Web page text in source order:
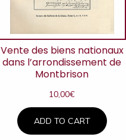
Vente des biens nationaux
dans l’arrondissement de
Montbrison
10,00€
ADD TO CART